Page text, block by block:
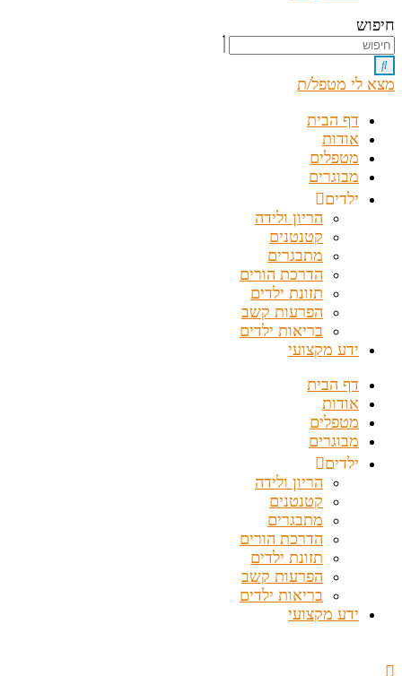
חיפוש
מצא לי מטפל/ת
דף הבית
אודות
מטפלים
מבוגרים
ילדים
הריון ולידה
קטנטנים
מתבגרים
הדרכת הורים
תזונת ילדים
הפרעות קשב
בריאות ילדים
ידע מקצועי
דף הבית
אודות
מטפלים
מבוגרים
ילדים
הריון ולידה
קטנטנים
מתבגרים
הדרכת הורים
תזונת ילדים
הפרעות קשב
בריאות ילדים
ידע מקצועי